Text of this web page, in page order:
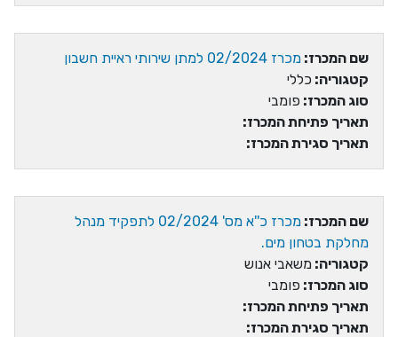
שם המכרז: מכרז 02/2024 למתן שירותי ראיית חשבון
קטגוריה: כללי
סוג המכרז: פומבי
תאריך פתיחת המכרז:
תאריך סגירת המכרז:
שם המכרז:
מכרז כ''א מס' 02/2024 לתפקיד מנהל
מחלקת בטחון מים.
קטגוריה: משאבי אנוש
סוג המכרז: פומבי
תאריך פתיחת המכרז:
תאריך סגירת המכרז: